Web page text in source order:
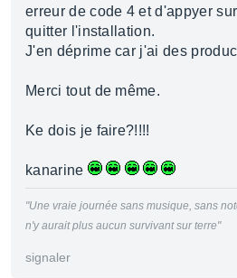
erreur de code 4 et d'appyer
quitter l'installation.
J'en déprime car j'ai des
Merci tout de même.
Ke dois je faire?!!!!
kanarine
"Une vraie journée sans musique, sans
n'y aurait plus aucun survivant sur terre"
signaler